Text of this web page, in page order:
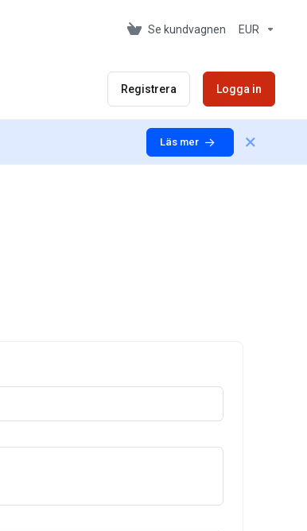
Se kundvagnen EUR
Registrera Logga in
Läs mer